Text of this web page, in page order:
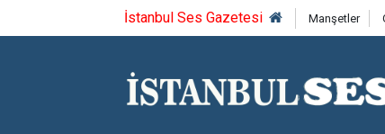
İstanbul Ses Gazetesi Manşetler